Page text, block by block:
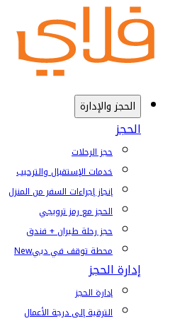
الحجز والإدارة
الحجز
حجز الرحلات
خدمات الإستقبال والترحيب
إنجاز إجراءات السفر من المنزل
الحجز مع رمز ترويجي
حجز رحلة طيران + فندق
محطة توقف في دبيNew
إدارة الحجز
إدارة الحجز
الترقية إلى درجة الأعمال